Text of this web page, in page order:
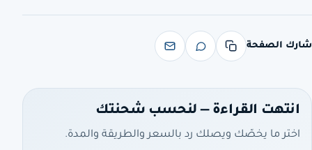
شارك الصفحة
انتهت القراءة — لنحسب شحنتك
اختر ما يخصّك ويصلك رد بالسعر والطريقة والمدة.